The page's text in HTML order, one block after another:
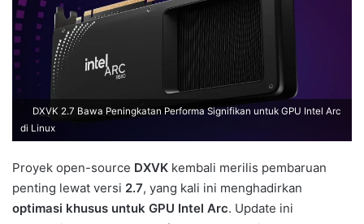
DXVK 2.7 Bawa Peningkatan Performa Signifikan untuk GPU Intel Arc
di Linux
Proyek open-source DXVK kembali merilis pembaruan
penting lewat versi 2.7, yang kali ini menghadirkan
optimasi khusus untuk GPU Intel Arc. Update ini